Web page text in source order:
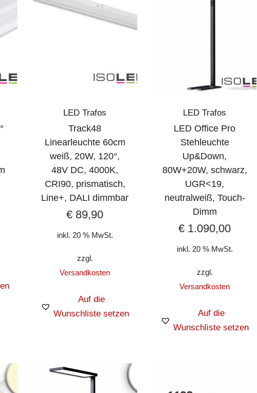
LED Trafos
Track48
Linearleuchte 60cm
weiß, 20W, 120°,
48V DC, 4000K,
CRI90, prismatisch,
Line+, DALI dimmbar
€ 89,90
inkl. 20 % MwSt.
zzgl.
Versandkosten
Auf die
Wunschliste setzen
LED Trafos
LED Office Pro
Stehleuchte
Up&Down,
80W+20W, schwarz,
UGR<19,
neutralweiß, Touch-
Dimm
€ 1.090,00
inkl. 20 % MwSt.
zzgl.
Versandkosten
Auf die
Wunschliste setzen